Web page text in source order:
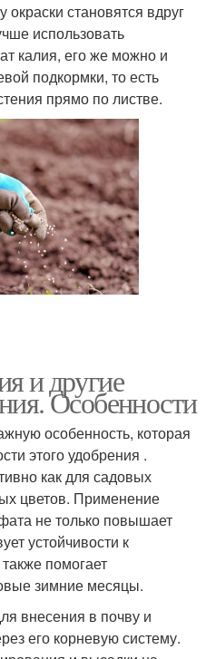
окраски становятся вдруг
использовать
калия, его же можно и
подкормки, то есть
прямо по листве.
и другие
Особенности
особенность, которая
этого удобрения .
как для садовых
цветов. Применение
не только повышает
устойчивости к
помогает
зимние месяцы.
внесения в почву и
его корневую систему.